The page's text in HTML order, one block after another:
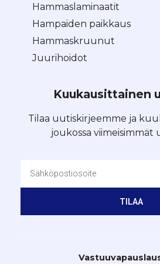
Hammaslaminaatit
Hampaiden paikkaus
Hammaskruunut
Juurihoidot
Kuukausittainen
Tilaa uutiskirjeemme ja
joukossa viimeisimmät
TILAA